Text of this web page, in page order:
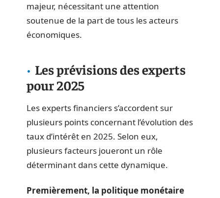
majeur, nécessitant une attention
soutenue de la part de tous les acteurs
économiques.
Les prévisions des experts
pour 2025
Les experts financiers s’accordent sur
plusieurs points concernant l’évolution des
taux d’intérêt en 2025. Selon eux,
plusieurs facteurs joueront un rôle
déterminant dans cette dynamique.
Premièrement, la politique monétaire